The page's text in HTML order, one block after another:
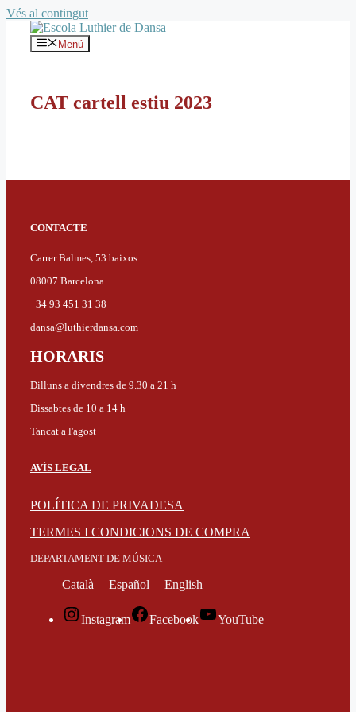
Vés al contingut
Menú
CAT cartell estiu 2023
CONTACTE
Carrer Balmes, 53 baixos
08007 Barcelona
+34 93 451 31 38
dansa@luthierdansa.com
HORARIS
Dilluns a divendres de 9.30 a 21 h
Dissabtes de 10 a 14 h
Tancat a l'agost
AVÍS LEGAL
POLÍTICA DE PRIVADESA
TERMES I CONDICIONS DE COMPRA
DEPARTAMENT DE MÚSICA
Català Español English
Instagram Facebook YouTube